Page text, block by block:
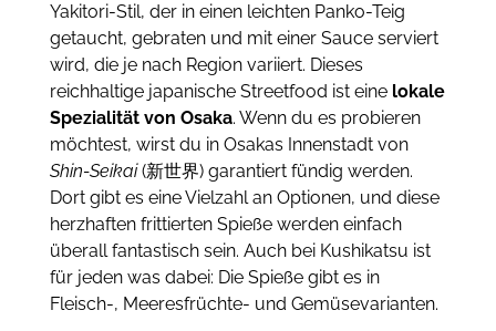
Yakitori-Stil, der in einen leichten Panko-Teig
getaucht, gebraten und mit einer Sauce serviert
wird, die je nach Region variiert. Dieses
reichhaltige japanische Streetfood ist eine lokale
Spezialität von Osaka. Wenn du es probieren
möchtest, wirst du in Osakas Innenstadt von
Shin-Seikai(新世界) garantiert fündig werden.
Dort gibt es eine Vielzahl an Optionen, und diese
herzhaften frittierten Spieße werden einfach
überall fantastisch sein. Auch bei Kushikatsu ist
für jeden was dabei: Die Spieße gibt es in
Fleisch-, Meeresfrüchte- und Gemüsevarianten.